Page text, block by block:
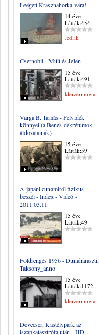
Leégett Krasznahorka vára!
14 éve
Látták:454
Jedlik
Csernobil - Múlt és Jelen
15 éve
Látták:491
kleizerimrene
Varga B. Tamás - Felvidék
könnyei (a Beneš-dekrétumok
áldozatainak)
15 éve
Látták:59
A japáni cunamiról fizikus
beszél - Index - Videó -
2011.03.11.
15 éve
Látták:49
Földrengés 1956 - Dunaharaszti,
Taksony_anno
15 éve
Látták:1172
kleizerimrene
Devecser, Kastélypark az
iszapkatasztrófa után - HD